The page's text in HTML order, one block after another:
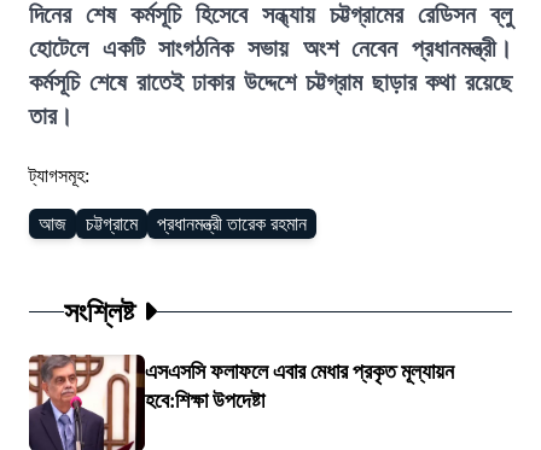
দিনের শেষ কর্মসূচি হিসেবে সন্ধ্যায় চট্টগ্রামের রেডিসন ব্লু
হোটেলে একটি সাংগঠনিক সভায় অংশ নেবেন প্রধানমন্ত্রী।
কর্মসূচি শেষে রাতেই ঢাকার উদ্দেশে চট্টগ্রাম ছাড়ার কথা রয়েছে
তার।
ট্যাগসমূহ:
আজ চট্টগ্রামে প্রধানমন্ত্রী তারেক রহমান
সংশ্লিষ্ট
এসএসসি ফলাফলে এবার মেধার প্রকৃত মূল্যায়ন
হবে:শিক্ষা উপদেষ্টা